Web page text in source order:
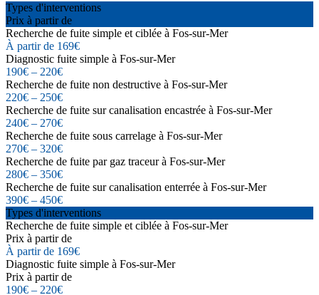
Types d'interventions
Prix à partir de
Recherche de fuite simple et ciblée à Fos-sur-Mer
À partir de 169€
Diagnostic fuite simple à Fos-sur-Mer
190€ – 220€
Recherche de fuite non destructive à Fos-sur-Mer
220€ – 250€
Recherche de fuite sur canalisation encastrée à Fos-sur-Mer
240€ – 270€
Recherche de fuite sous carrelage à Fos-sur-Mer
270€ – 320€
Recherche de fuite par gaz traceur à Fos-sur-Mer
280€ – 350€
Recherche de fuite sur canalisation enterrée à Fos-sur-Mer
390€ – 450€
Types d'interventions
Recherche de fuite simple et ciblée à Fos-sur-Mer
Prix à partir de
À partir de 169€
Diagnostic fuite simple à Fos-sur-Mer
Prix à partir de
190€ – 220€